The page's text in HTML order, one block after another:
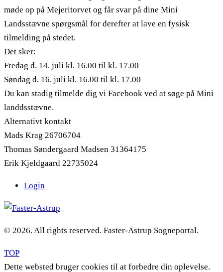
møde op på Mejeritorvet og får svar på dine Mini
Landsstævne spørgsmål for derefter at lave en fysisk
tilmelding på stedet.
Det sker:
Fredag d. 14. juli kl. 16.00 til kl. 17.00
Søndag d. 16. juli kl. 16.00 til kl. 17.00
Du kan stadig tilmelde dig vi Facebook ved at søge på Mini
landdsstævne.
Alternativt kontakt
Mads Krag 26706704
Thomas Søndergaard Madsen 31364175
Erik Kjeldgaard 22735024
Login
© 2026. All rights reserved. Faster-Astrup Sogneportal.
TOP
Dette websted bruger cookies til at forbedre din oplevelse.